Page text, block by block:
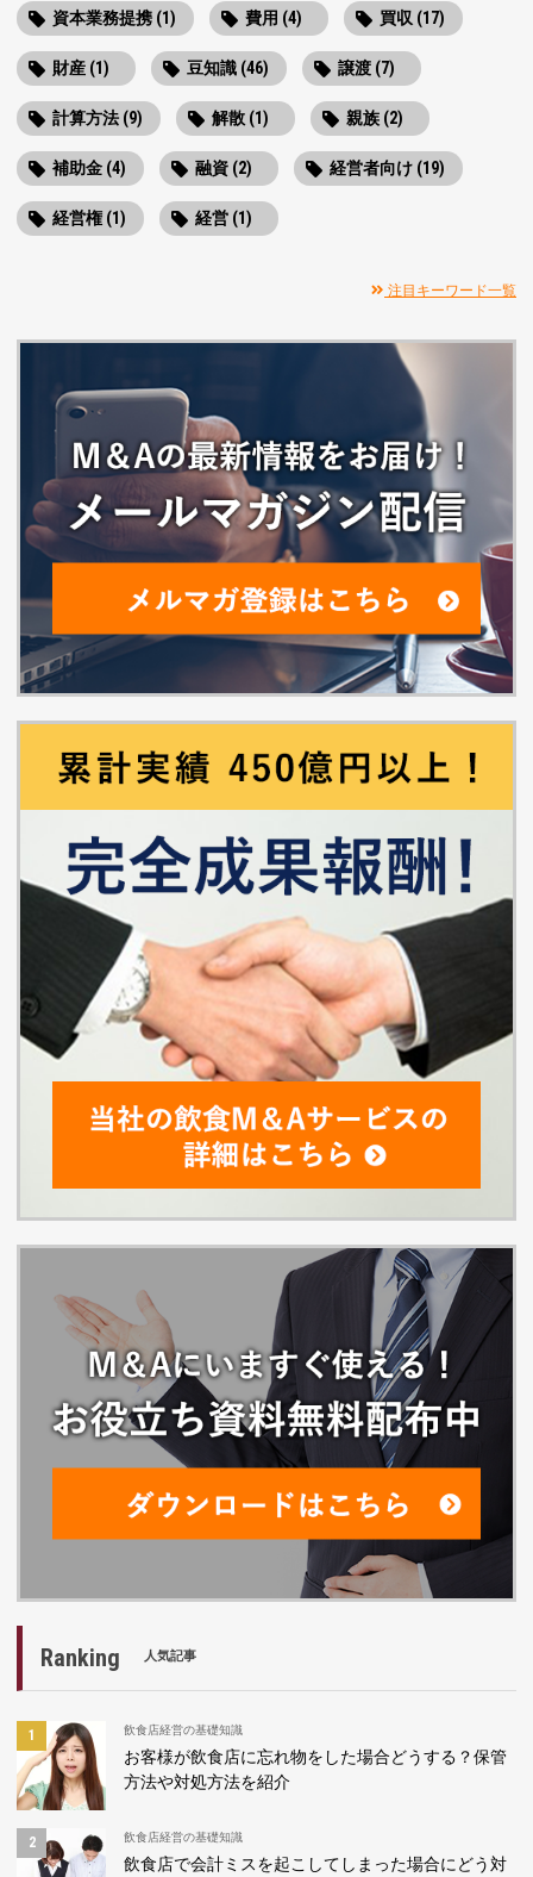
資本業務提携 (1) 費用 (4) 買収 (17)
財産 (1) 豆知識 (46) 譲渡 (7)
計算方法 (9) 解散 (1) 親族 (2)
補助金 (4) 融資 (2) 経営者向け (19)
経営権 (1) 経営 (1)
注目キーワード一覧
Ranking 人気記事
飲食店経営の基礎知識
お客様が飲食店に忘れ物をした場合どうする？保管
方法や対処方法を紹介
飲食店経営の基礎知識
飲食店で会計ミスを起こしてしまった場合にどう対